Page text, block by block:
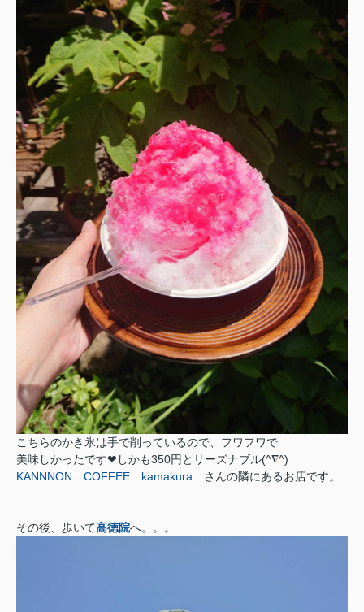
こちらのかき氷は手で削っているので、フワフワで
美味しかったです❤しかも350円とリーズナブル(^∇^)
KANNNON COFFEE kamakura さんの隣にあるお店です。
その後、歩いて高徳院へ。。。